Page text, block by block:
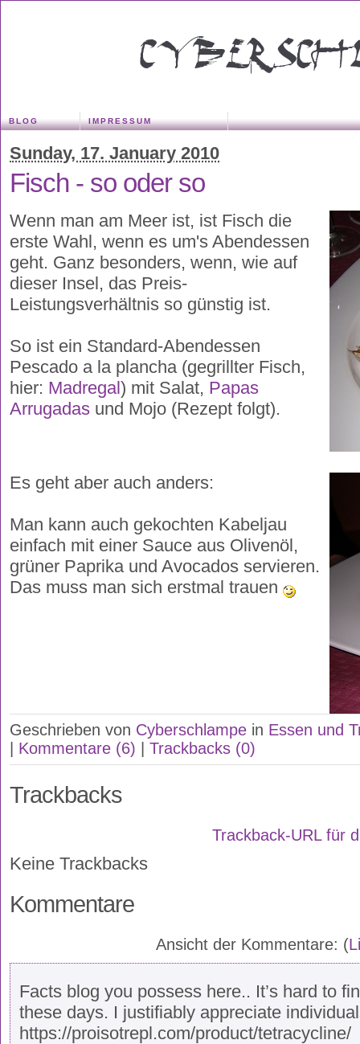
BLOG IMPRESSUM
Sunday, 17. January 2010
Fisch - so oder so
Wenn man am Meer ist, ist Fisch die
erste Wahl, wenn es um's Abendessen
geht. Ganz besonders, wenn, wie auf
dieser Insel, das Preis-
Leistungsverhältnis so günstig ist.
So ist ein Standard-Abendessen
Pescado a la plancha (gegrillter Fisch,
hier: Madregal) mit Salat, Papas
Arrugadas und Mojo (Rezept folgt).
Es geht aber auch anders:
Man kann auch gekochten Kabeljau
einfach mit einer Sauce aus Olivenöl,
grüner Paprika und Avocados servieren.
Das muss man sich erstmal trauen
Geschrieben von Cyberschlampe in Essen und
| Kommentare (6) |Trackbacks (0)
Trackbacks
Trackback-URL für
Keine Trackbacks
Kommentare
Ansicht der Kommentare: (
Facts blog you possess here.. It’s hard to
these days. I justifiably appreciate
https://proisotrepl.com/product/tetracycline/